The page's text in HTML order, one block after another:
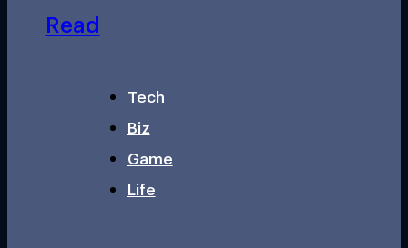
Read
Tech
Biz
Game
Life